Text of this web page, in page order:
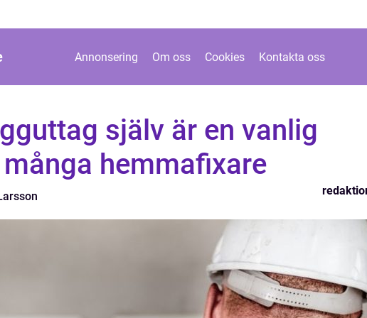
Annonsering Om oss Cookies Kontakta oss
själv är en vanlig
hemmafixare